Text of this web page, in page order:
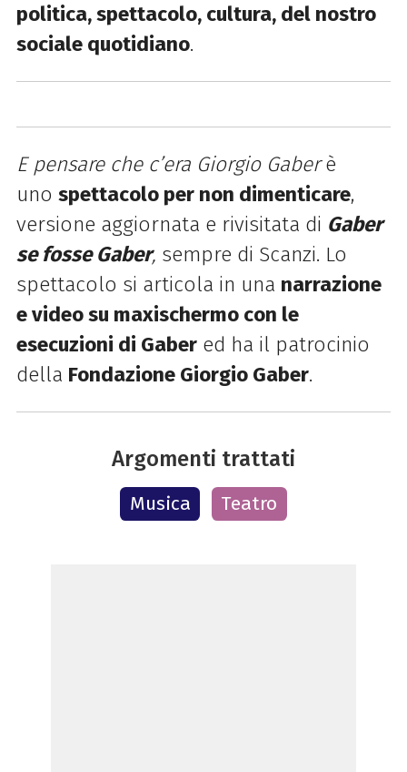
politica, spettacolo, cultura, del nostro
sociale quotidiano.
E pensare che c’era Giorgio Gaberè
uno spettacolo per non dimenticare,
versione aggiornata e rivisitata di Gaber
se fosse Gaber, sempre di Scanzi. Lo
spettacolo si articola in una narrazione
e video su maxischermo con le
esecuzioni di Gabered ha il patrocinio
della Fondazione Giorgio Gaber.
Argomenti trattati
Musica Teatro